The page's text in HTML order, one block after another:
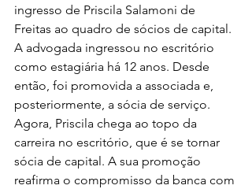
ingresso de Priscila Salamoni de
Freitas ao quadro de sócios de capital.
A advogada ingressou no escritório
como estagiária há 12 anos. Desde
então, foi promovida a associada e,
posteriormente, a sócia de serviço.
Agora, Priscila chega ao topo da
carreira no escritório, que é se tornar
sócia de capital. A sua promoção
reafirma o compromisso da banca com